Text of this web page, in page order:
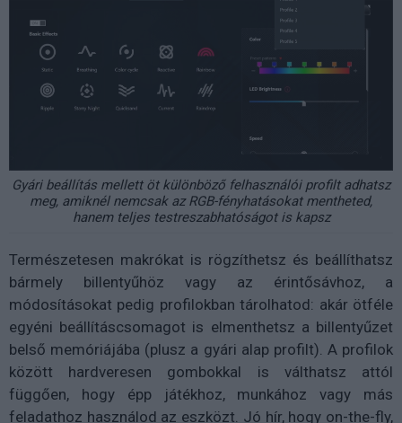
Gyári beállítás mellett öt különböző felhasználói profilt adhatsz
meg, amiknél nemcsak az RGB-fényhatásokat mentheted,
hanem teljes testreszabhatóságot is kapsz
Természetesen makrókat is rögzíthetsz és beállíthatsz
bármely billentyűhöz vagy az érintősávhoz, a
módosításokat pedig profilokban tárolhatod: akár ötféle
egyéni beállításcsomagot is elmenthetsz a billentyűzet
belső memóriájába (plusz a gyári alap profilt). A profilok
között hardveresen gombokkal is válthatsz attól
függően, hogy épp játékhoz, munkához vagy más
feladathoz használod az eszközt. Jó hír, hogy on-the-fly,